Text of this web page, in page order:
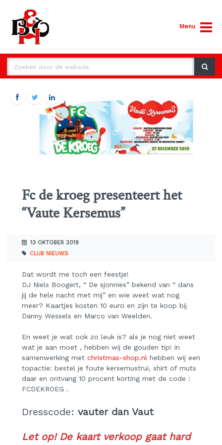
Menu
Fc de kroeg presenteert het
“Vaute Kersemus”
13 OKTOBER 2019
CLUB NIEUWS
Dat wordt me toch een feestje!
DJ Niels Boogert, “ De sjonnies” bekend van “ dans
jij de hele nacht met mij” en wie weet wat nog
meer? Kaartjes kosten 10 euro en zijn te koop bij
Danny Wessels en Marco van Weelden.
En weet je wat ook zo leuk is? als je nog niet weet
wat je aan moet , hebben wij de gouden tip! in
samenwerking met christmas-shop.nl hebben wij een
topactie: bestel je foute kersemustrui, shirt of muts
daar en ontvang 10 procent korting met de code :
FCDEKROEG .
Dresscode: vauter dan Vaut
Let op! De kaart verkoop gaat hard